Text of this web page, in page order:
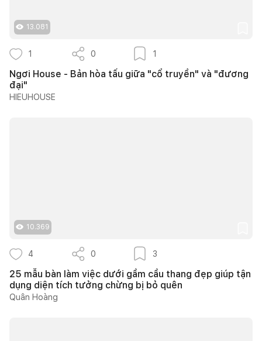
13.081
1 0 1
Ngơi House - Bản hòa tấu giữa "cổ truyền" và "đương
đại"
HIEUHOUSE
10.369
4 0 3
25 mẫu bàn làm việc dưới gầm cầu thang đẹp giúp tận
dụng diện tích tưởng chừng bị bỏ quên
Quân Hoàng